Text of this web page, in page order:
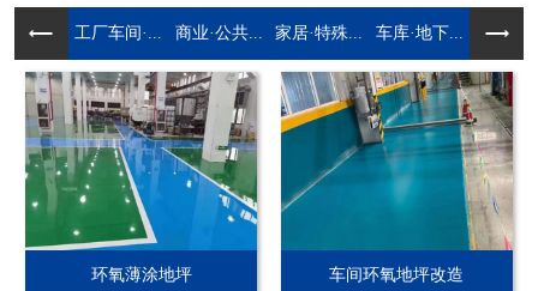
工厂车间·... 商业·公共... 家居·特殊... 车库·地下...
环氧薄涂地坪 车间环氧地坪改造